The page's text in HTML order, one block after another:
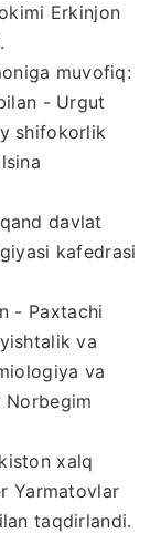
Erkinjon
muvofiq:
- Urgut
shifokorlik
davlat
kafedrasi
- Paxtachi
va
va
Norbegim
xalq
Yarmatovlar
taqdirlandi.